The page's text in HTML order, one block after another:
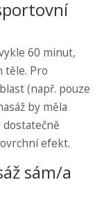
60 minut,
těle. Pro
(např. pouze
by měla
efekt.
sám/a